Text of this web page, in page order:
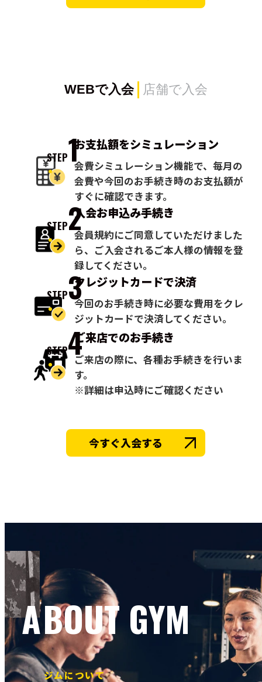
WEBで入会 店舗で入会
STEP1お支払額をシミュレーション
会費シミュレーション機能で、毎月の
会費や今回のお手続き時のお支払額が
すぐに確認できます。
STEP2入会お申込み手続き
会員規約にご同意していただけました
ら、ご入会されるご本人様の情報を登
録してください。
STEP3クレジットカードで決済
今回のお手続き時に必要な費用をクレ
ジットカードで決済してください。
STEP4ご来店でのお手続き
ご来店の際に、各種お手続きを行いま
す。
※詳細は申込時にご確認ください
今すぐ入会する
ABOUT GYM
ジムについて